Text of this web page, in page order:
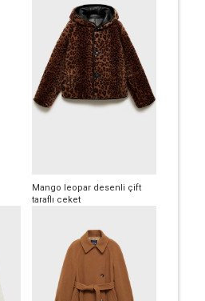
Mango leopar desenli çift
taraflı ceket